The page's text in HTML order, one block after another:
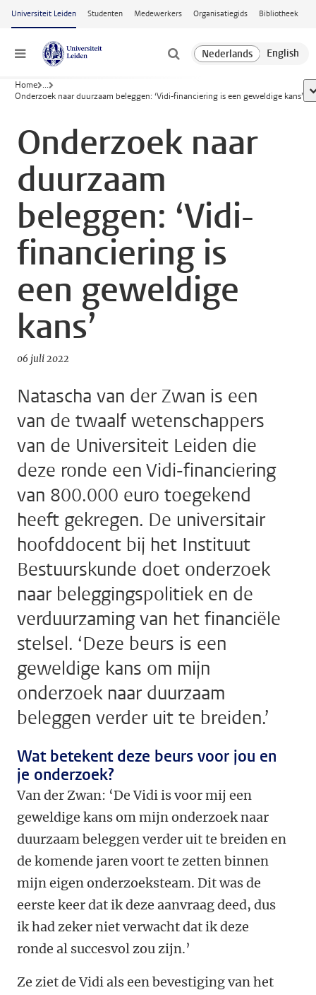
Ga naar hoofdinhoud
Universiteit Leiden Studenten Medewerkers Organisatiegids Bibliotheek
Menu
Home ...
Onderzoek naar duurzaam beleggen: ‘Vidi-financiering is een geweldige kans’
Onderzoek naar
duurzaam
beleggen: ‘Vidi-
financiering is
een geweldige
kans’
06 juli 2022
Natascha van der Zwan is een
van de twaalf wetenschappers
van de Universiteit Leiden die
deze ronde een Vidi-financiering
van 800.000 euro toegekend
heeft gekregen. De universitair
hoofddocent bij het Instituut
Bestuurskunde doet onderzoek
naar beleggingspolitiek en de
verduurzaming van het financiële
stelsel. ‘Deze beurs is een
geweldige kans om mijn
onderzoek naar duurzaam
beleggen verder uit te breiden.’
Wat betekent deze beurs voor jou en
je onderzoek?
Van der Zwan: ‘De Vidi is voor mij een
geweldige kans om mijn onderzoek naar
duurzaam beleggen verder uit te breiden en
de komende jaren voort te zetten binnen
mijn eigen onderzoeksteam. Dit was de
eerste keer dat ik deze aanvraag deed, dus
ik had zeker niet verwacht dat ik deze
ronde al succesvol zou zijn.’
Ze ziet de Vidi als een bevestiging van het